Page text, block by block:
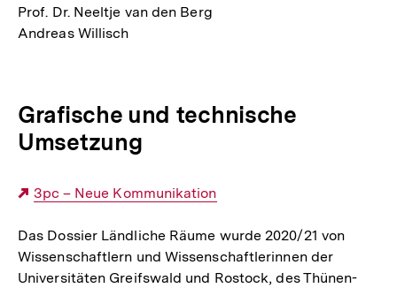
Prof. Dr. Neeltje van den Berg
Andreas Willisch
Grafische und technische
Umsetzung
Externer
3pc – Neue Kommunikation
Das Dossier Ländliche Räume wurde 2020/21 von
Wissenschaftlern und Wissenschaftlerinnen der
Universitäten Greifswald und Rostock, des Thünen-